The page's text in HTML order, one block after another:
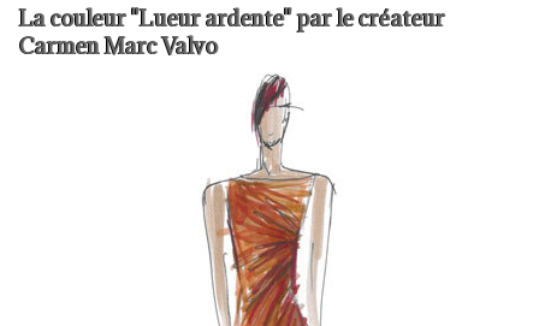
La couleur "Lueur ardente" par le créateur
Carmen Marc Valvo